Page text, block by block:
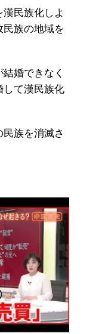
民族化しよ
民族の地域を
婚できなく
して漢民族化
族を消滅さ